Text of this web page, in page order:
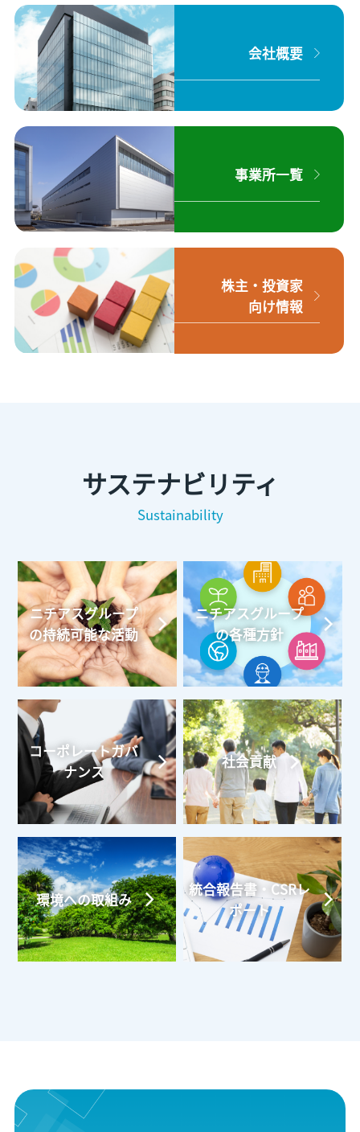
会社概要
事業所一覧
株主・投資家
向け情報
サステナビリティ
Sustainability
ニチアスグループ
の持続可能な活動
ニチアスグループ
の各種方針
コーポレートガバ
ナンス
社会貢献
環境への取組み
統合報告書・CSRレ
ポート